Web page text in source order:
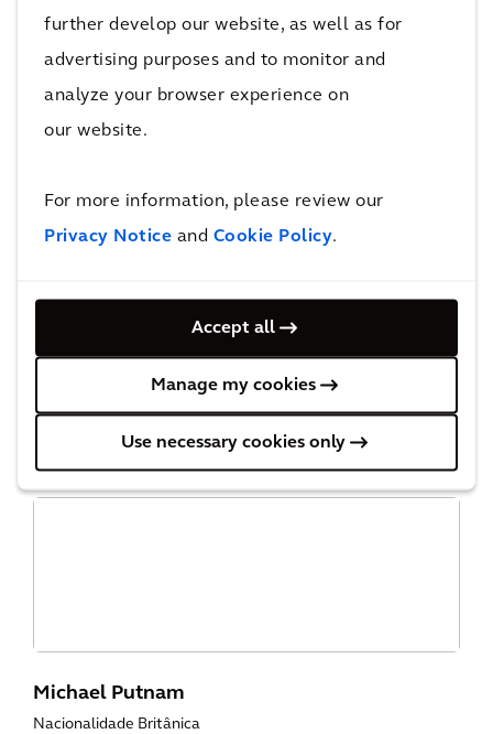
further develop our website, as well as for
advertising purposes and to monitor and
analyze your browser experience on
our website.
For more information, please review our
Privacy Notice and Cookie Policy.
Accept all
Manage my cookies
Use necessary cookies only
Supervisory Board
Nacionalidade holandesa
Período de 2023 a 2027
Presidente do Supervisory Board
Presidente do Comitê de Seleção
Comitê de Auditoria e Risco
Comitê de Remuneração
Michael Putnam
Nacionalidade Britânica